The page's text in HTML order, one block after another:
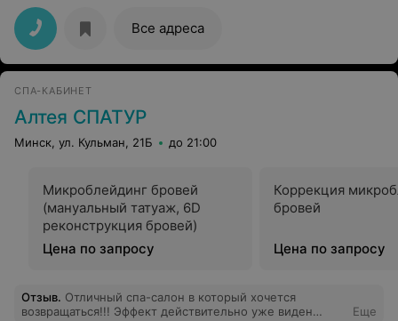
общении, очень внимательная к своим клиентам. Хотя
я очень требовательный))) Рекомендую как мастера
тату!
Все адреса
СПА-КАБИНЕТ
Алтея СПАТУР
Минск, ул. Кульман, 21Б до 21:00
Микроблейдинг бровей
(мануальный татуаж, 6D
реконструкция бровей)
Цена по запросу
Коррекция
бровей
Цена по запросу
Отзыв. Отличный спа-салон в который хочется
возвращаться!!! Эффект действительно уже виден
Еще